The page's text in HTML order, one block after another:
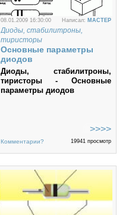
08.01.2009 16:30:00 Написал: MACTEP
Диоды, стабилитроны,
тиристоры
Основные параметры
диодов
Диоды, стабилитроны,
тиристоры - Основные
параметры диодов
Комментарии? 19941 просмотр